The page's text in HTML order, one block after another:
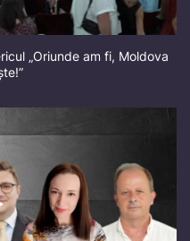
„Oriunde am fi, Moldova